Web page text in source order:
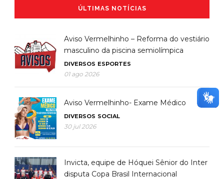
ÚLTIMAS NOTÍCIAS
Aviso Vermelhinho – Reforma do vestiário
masculino da piscina semiolímpica
DIVERSOS ESPORTES
01 ago 2026
Aviso Vermelhinho- Exame Médico
DIVERSOS SOCIAL
30 jul 2026
Invicta, equipe de Hóquei Sênior do Inter
disputa Copa Brasil Internacional